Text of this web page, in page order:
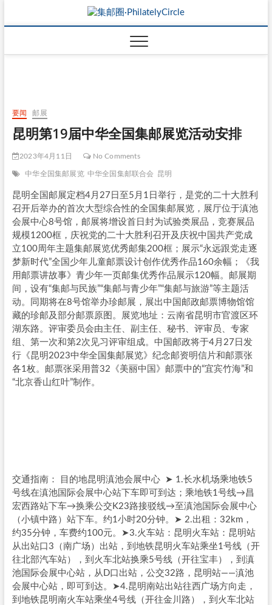
要闻 邮展
昆明第19届中华全国集邮展览活动安排
2023年4月11日 No Comments
中华全国集邮展览 中华全国集邮联合会 昆明
昆明全国邮展定档4月27日至5月1日举行，是党的二十大胜利
召开后举办的首次大型综合性的全国集邮展览，展厅位于滇池
会展中心8号馆，邮展将增设首日封为试验类展品，竞赛展品
规模1200框，庆祝党的二十大胜利召开及庆祝中国共产党成
立100周年主题集邮展览优秀邮集200框；展示“永远跟党走逐
梦新时代”全国少年儿童邮票设计创作优秀作品160余幅；《我
用邮票讲故事》青少年一页邮集优秀作品展示120幅。邮展期
间，设有“集邮与民族”“集邮与青少年”“集邮与旅游”等主题活
动。同期将在8号馆举办珍邮展，展出中国邮政邮票博物馆馆
藏的珍邮及部分邮票原图。展览地址：云南省昆明市官渡区环
湖东路。评审委员会由主任、副主任、秘书、评审员、专家
组、第一次和第2次见习评审组成。中国邮政将于4月27日发
行《昆明2023中华全国集邮展览》纪念邮资明信片和邮票张
各1枚。邮票张采用普32《美丽中国》邮票中的“宜宾竹海”和
“北京香山红叶”制作。
交通指南： 目的地昆明滇池会展中心 ➤ 1.长水机场乘地铁5
号线在滇池国际会展中心站下车即可到达；乘地铁1号线→昌
宏西路站下车→换乘公交K23路接驳线→至滇池国际会展中心
（小镇中路）站下车。约1小时20分钟。➤ 2.出租：32km，
约35分钟，车费约100元。➤3.火车站：昆明火车站：昆明站
从出站口3（南广场）出站，到地铁昆明火车站乘坐1号线（开
往北部汽车站），到火车北站换乘5号线（开往宝丰），到滇
池国际会展中心站，从D口出站，公交32路，昆明站——滇池
会展中心站，即可到达。➤4.昆明南站出站往西广场方向走，
到地铁昆明南火车站乘坐4号线（开往金川路），到火车北站